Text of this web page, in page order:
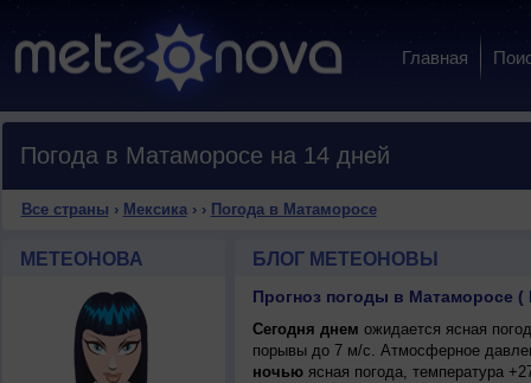
Главная
Погода в Матаморосе на 14 дней
Все страны › Мексика› › Погода в Матаморосе
МЕТЕОНОВА БЛОГ МЕТЕОНОВЫ
Прогноз погоды в Матаморосе (
Сегодня днем ожидается ясная
порывы до 7 м/с. Атмосферное
ночьюясная погода, температура